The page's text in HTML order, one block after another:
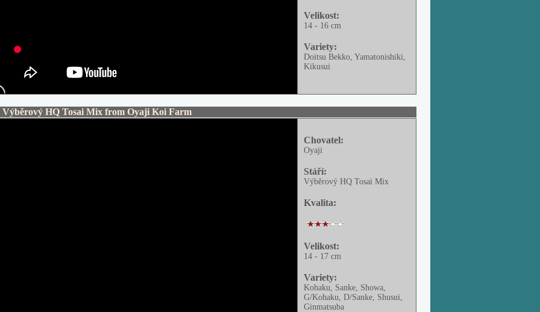
Velikost:
14 - 16 cm
Variety:
Doitsu Bekko, Yamatonishiki,
Kikusui
HQ Tosai Mix from Oyaji Koi Farm
Chovatel:
Oyaji
Stáří:
Výběrový HQ Tosai Mix
Kvalita:
Velikost:
14 - 17 cm
Variety:
Kohaku, Sanke, Showa,
G/Kohaku, D/Sanke, Shusui,
Ginmatsuba